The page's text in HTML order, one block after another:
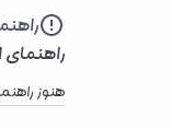
راهنمای
هنوز